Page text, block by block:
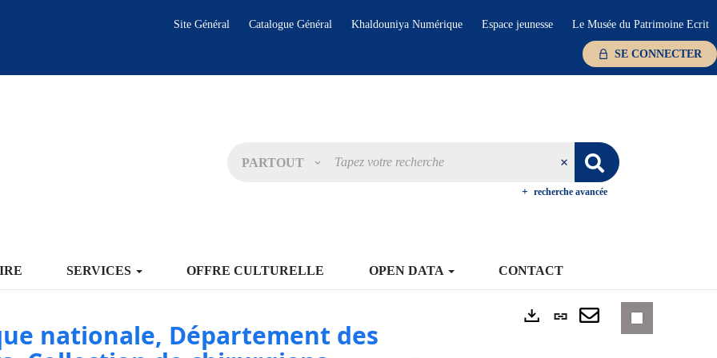
Site Général Catalogue Général Khaldouniya Numérique Espace jeunesse Le Musée du Patrimoine Ecrit
SE CONNECTER
PARTOUT
recherche avancée
SERVICES OFFRE CULTURELLE OPEN DATA CONTACT
nationale, Département des
Lien